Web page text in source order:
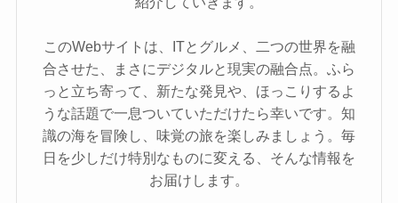
このWebサイトは、ITとグルメ、二つの世界を融
合させた、まさにデジタルと現実の融合点。ふら
っと立ち寄って、新たな発見や、ほっこりするよ
うな話題で一息ついていただけたら幸いです。知
識の海を冒険し、味覚の旅を楽しみましょう。毎
日を少しだけ特別なものに変える、そんな情報を
お届けします。